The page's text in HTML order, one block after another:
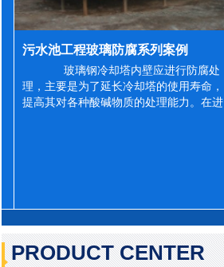
污水池工程玻璃防腐系列案例
玻璃钢冷却塔内壁应进行防腐处
理，主要是为了延长冷却塔的使用寿命，
提高其对各种酸碱物质的处理能力。在进
PRODUCT CENTER